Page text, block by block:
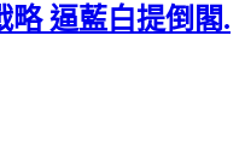
略 逼藍白提倒閣.